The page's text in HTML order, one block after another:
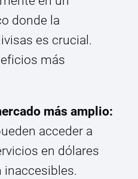
donde la
es crucial.
más
más amplio:
acceder a
en dólares
inaccesibles.